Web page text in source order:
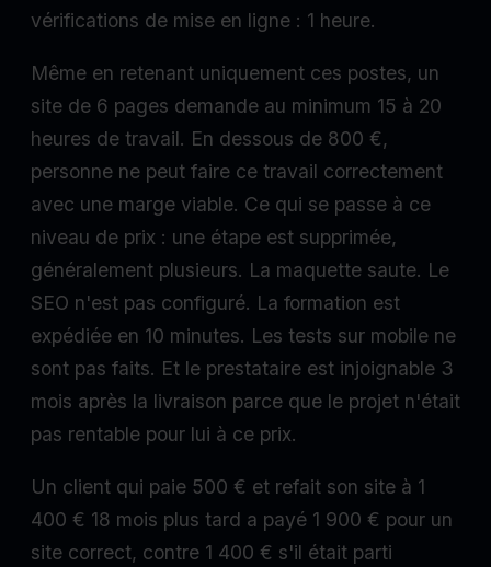
vérifications de mise en ligne : 1 heure.
Même en retenant uniquement ces postes, un
site de 6 pages demande au minimum 15 à 20
heures de travail. En dessous de 800 €,
personne ne peut faire ce travail correctement
avec une marge viable. Ce qui se passe à ce
niveau de prix : une étape est supprimée,
généralement plusieurs. La maquette saute. Le
SEO n'est pas configuré. La formation est
expédiée en 10 minutes. Les tests sur mobile ne
sont pas faits. Et le prestataire est injoignable 3
mois après la livraison parce que le projet n'était
pas rentable pour lui à ce prix.
Un client qui paie 500 € et refait son site à 1
400 € 18 mois plus tard a payé 1 900 € pour un
site correct, contre 1 400 € s'il était parti